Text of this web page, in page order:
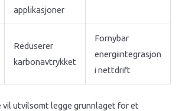
applikasjoner
Reduserer
karbonavtrykket
Fornybar
energiintegrasjon
i nettdrift
vil utvilsomt legge grunnlaget for et